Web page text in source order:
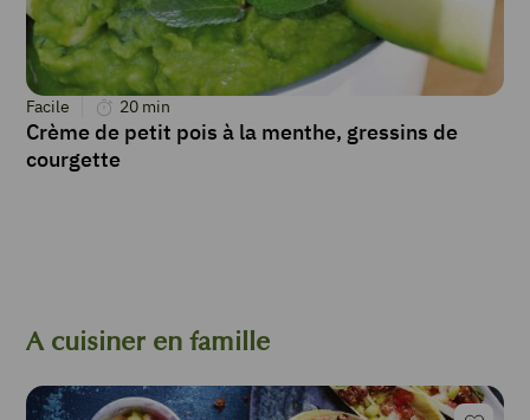
Facile 20 min
Crème de petit pois à la menthe, gressins de
courgette
A cuisiner en famille